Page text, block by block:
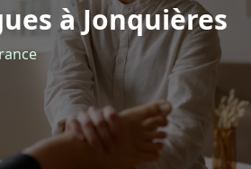
à Jonquières